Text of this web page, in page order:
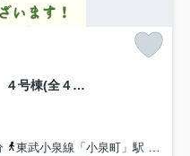
【新築平屋】大泉町寄木戸第16 ４号棟(全４棟) リーブルガーデン 新築建売分譲
東武小泉線「小泉町」駅 徒歩43分